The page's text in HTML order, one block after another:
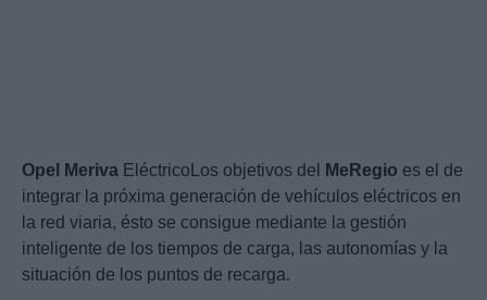
Opel Meriva EléctricoLos objetivos del MeRegio es el de
integrar la próxima generación de vehículos eléctricos en
la red viaria, ésto se consigue mediante la gestión
inteligente de los tiempos de carga, las autonomías y la
situación de los puntos de recarga.